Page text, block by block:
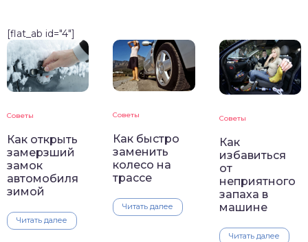
[flat_ab id="4"]
Советы
Как открыть
замерзший
замок
автомобиля
зимой
Читать далее
Советы
Как быстро
заменить
колесо на
трассе
Читать далее
Советы
Как
избавиться
от
неприятного
запаха в
машине
Читать далее